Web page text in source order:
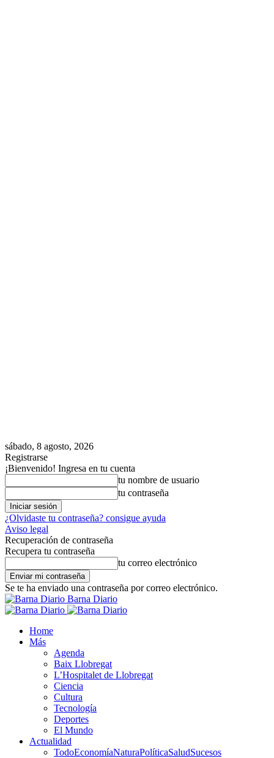
sábado, 8 agosto, 2026
Registrarse
¡Bienvenido! Ingresa en tu cuenta
tu nombre de usuario
tu contraseña
¿Olvidaste tu contraseña? consigue ayuda
Aviso legal
Recuperación de contraseña
Recupera tu contraseña
tu correo electrónico
Se te ha enviado una contraseña por correo electrónico.
Barna Diario
Home
Más
Agenda
Baix Llobregat
L’Hospitalet de Llobregat
Ciencia
Cultura
Tecnología
Deportes
El Mundo
Actualidad
TodoEconomíaNaturaPolíticaSaludSucesos